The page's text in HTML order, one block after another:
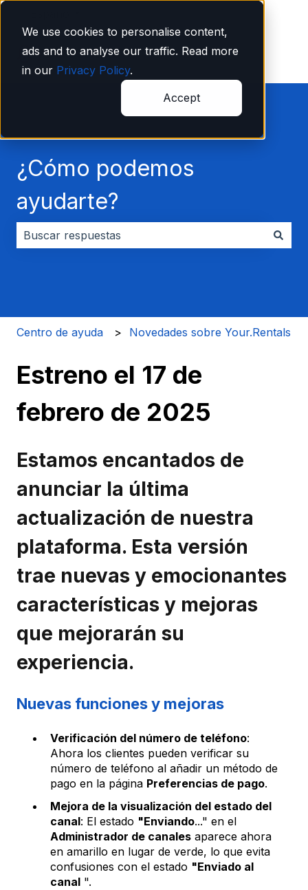
We use cookies to personalise content,
ads and to analyse our traffic. Read more
in our Privacy Policy.
Accept
¿Cómo podemos
ayudarte?
Centro de ayuda Novedades sobre Your.Rentals
Estreno el 17 de
febrero de 2025
Estamos encantados de
anunciar la última
actualización de nuestra
plataforma. Esta versión
trae nuevas y emocionantes
características y mejoras
que mejorarán su
experiencia.
Nuevas funciones y mejoras
Verificación del número de teléfono:
Ahora los clientes pueden verificar su
número de teléfono al añadir un método de
pago en la página Preferencias de pago.
Mejora de la visualización del estado del
canal: El estado "Enviando..." en el
Administrador de canales aparece ahora
en amarillo en lugar de verde, lo que evita
confusiones con el estado "Enviado al
canal ".